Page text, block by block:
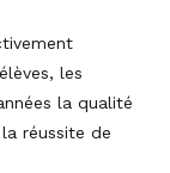
les
la qualité
réussite de